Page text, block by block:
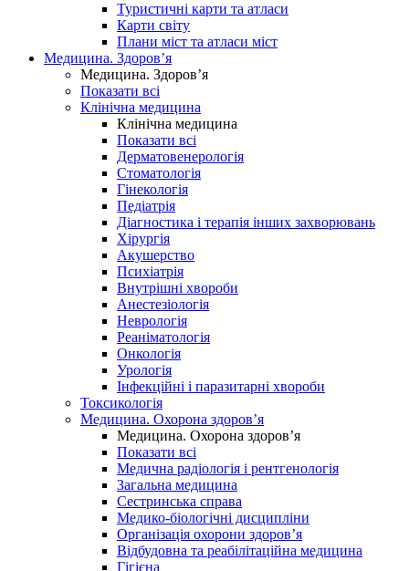
Туристичні карти та атласи
Карти світу
Плани міст та атласи міст
Медицина. Здоров’я
Медицина. Здоров’я
Показати всі
Клінічна медицина
Клінічна медицина
Показати всі
Дерматовенерологія
Стоматологія
Гінекологія
Педіатрія
Діагностика і терапія інших захворювань
Хірургія
Акушерство
Психіатрія
Внутрішні хвороби
Анестезіологія
Неврологія
Реаніматологія
Онкологія
Урологія
Інфекційні і паразитарні хвороби
Токсикологія
Медицина. Охорона здоров’я
Медицина. Охорона здоров’я
Показати всі
Медична радіологія і рентгенологія
Загальна медицина
Сестринська справа
Медико-біологічні дисципліни
Організація охорони здоров’я
Відбудовна та реабілітаційна медицина
Гігієна